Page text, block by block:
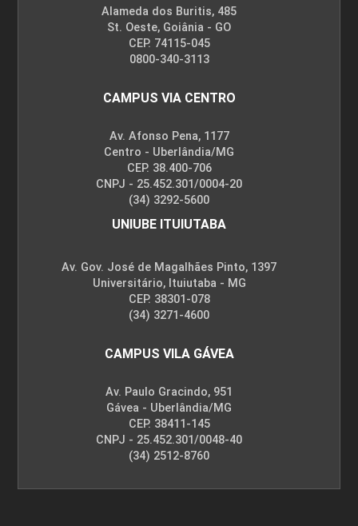
FERTILIDADE DOS SOLOS
72
FÍSICA
FÍSICO-QUÍMICA I
Alameda dos Buritis, 485
St. Oeste, Goiânia - GO
CEP. 74115-045
0800-340-3113
CAMPUS VIA CENTRO
Av. Afonso Pena, 1177
Centro - Uberlândia/MG
CEP. 38.400-706
CNPJ - 25.452.301/0004-20
(34) 3292-5600
UNIUBE ITUIUTABA
Av. Gov. José de Magalhães Pinto, 1397
Universitário, Ituiutaba - MG
CEP. 38301-078
(34) 3271-4600
CAMPUS VILA GÁVEA
Av. Paulo Gracindo, 951
Gávea - Uberlândia/MG
CEP. 38411-145
CNPJ - 25.452.301/0048-40
(34) 2512-8760